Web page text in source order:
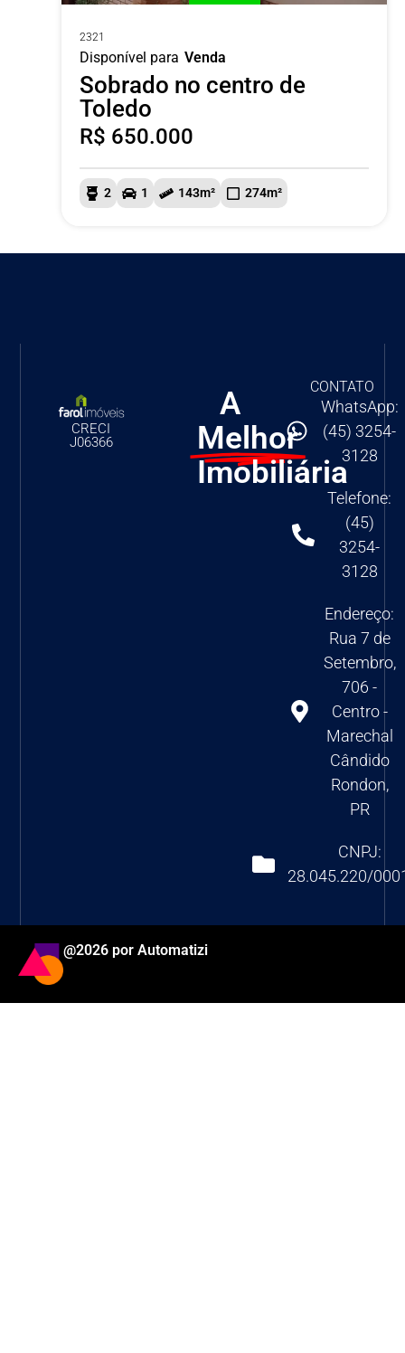
2321
Disponível para Venda
Sobrado no centro de
Toledo
R$ 650.000
2 1 143m² 274m²
CRECI
J06366
A
Melhor
Imobiliária
CONTATO
WhatsApp:
(45) 3254-
3128
Telefone:
(45)
3254-
3128
Endereço:
Rua 7 de
Setembro,
706 -
Centro -
Marechal
Cândido
Rondon,
PR
CNPJ:
28.045.220/
@2026 por Automatizi